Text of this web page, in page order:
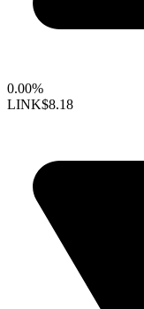
0.00%
LINK$8.18